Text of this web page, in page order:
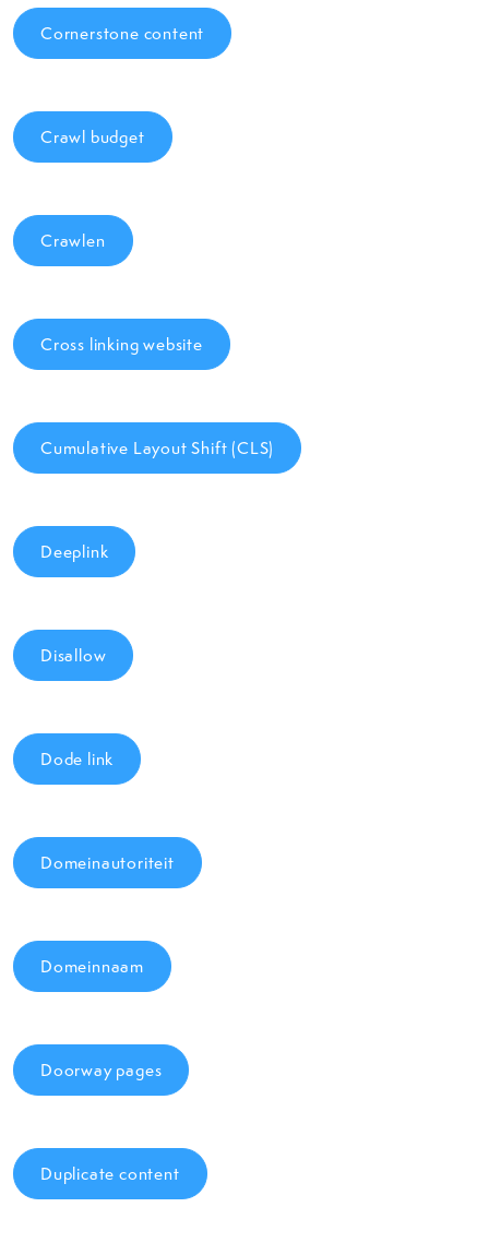
Cornerstone content
Crawl budget
Crawlen
Cross linking website
Cumulative Layout Shift (CLS)
Deeplink
Disallow
Dode link
Domeinautoriteit
Domeinnaam
Doorway pages
Duplicate content